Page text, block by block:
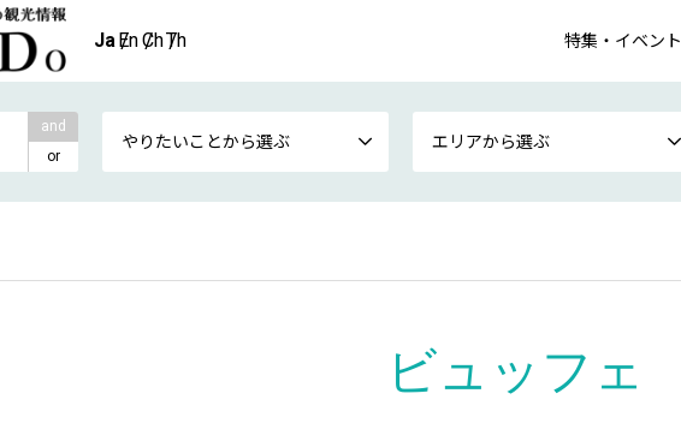
特集・イベント
and
or
やりたいことから選ぶ エリアから選ぶ
ビュッフェ